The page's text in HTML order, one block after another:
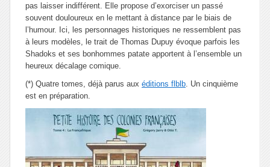
pas laisser indifférent. Elle propose d’exorciser un passé
souvent douloureux en le mettant à distance par le biais de
l’humour. Ici, les personnages historiques ne ressemblent pas
à leurs modèles, le trait de Thomas Dupuy évoque parfois les
Shadoks et ses bonhommes patate apportent à l’ensemble un
heureux décalage comique.
(*) Quatre tomes, déjà parus aux éditions flblb . Un cinquième
est en préparation.